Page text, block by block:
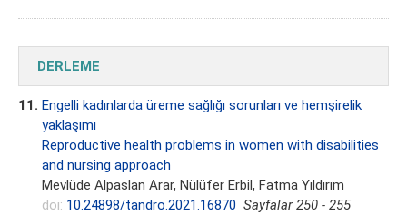
DERLEME
11. Engelli kadınlarda üreme sağlığı sorunları ve hemşirelik
yaklaşımı
Reproductive health problems in women with disabilities
and nursing approach
Mevlüde Alpaslan Arar, Nülüfer Erbil, Fatma Yıldırım
doi: 10.24898/tandro.2021.16870 Sayfalar 250 - 255